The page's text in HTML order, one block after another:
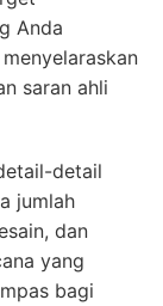
Anda
saran ahli
detail
jumlah
dan
yang
bagi